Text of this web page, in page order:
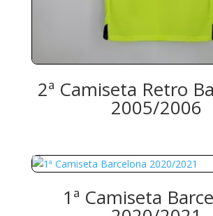
2ª Camiseta Retro
2005/2006
1ª Camiseta